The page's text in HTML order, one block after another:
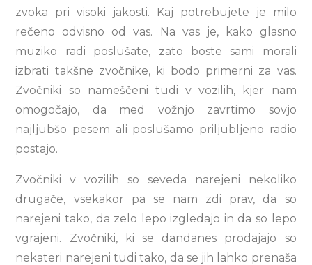
zvoka pri visoki jakosti. Kaj potrebujete je milo
rečeno odvisno od vas. Na vas je, kako glasno
muziko radi poslušate, zato boste sami morali
izbrati takšne zvočnike, ki bodo primerni za vas.
Zvočniki so nameščeni tudi v vozilih, kjer nam
omogočajo, da med vožnjo zavrtimo sovjo
najljubšo pesem ali poslušamo priljubljeno radio
postajo.
Zvočniki v vozilih so seveda narejeni nekoliko
drugače, vsekakor pa se nam zdi prav, da so
narejeni tako, da zelo lepo izgledajo in da so lepo
vgrajeni. Zvočniki, ki se dandanes prodajajo so
nekateri narejeni tudi tako, da se jih lahko prenaša